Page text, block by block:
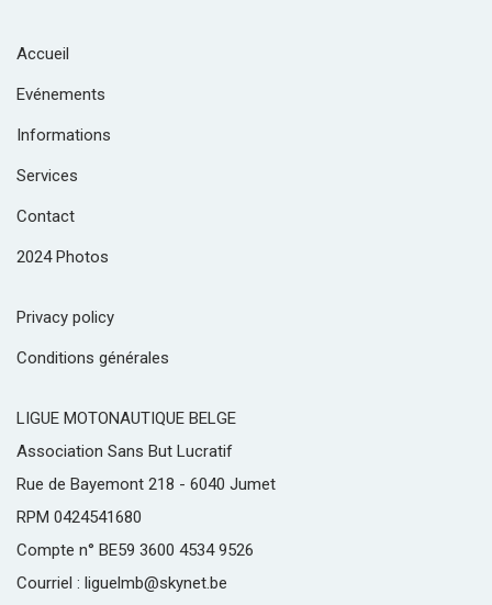
Accueil
Evénements
Informations
Services
Contact
2024 Photos
Privacy policy
Conditions générales
LIGUE MOTONAUTIQUE BELGE
Association Sans But Lucratif
Rue de Bayemont 218 - 6040 Jumet
RPM 0424541680
Compte n° BE59 3600 4534 9526
Courriel : liguelmb@skynet.be